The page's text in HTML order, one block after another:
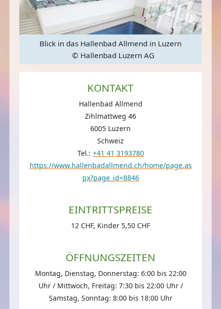
Blick in das Hallenbad Allmend in Luzern
© Hallenbad Luzern AG
KONTAKT
Hallenbad Allmend
Zihlmattweg 46
6005 Luzern
Schweiz
Tel.: +41 41 3193780
https://www.hallenbadallmend.ch/home/page.as
px?page_id=8846
EINTRITTSPREISE
12 CHF, Kinder 5,50 CHF
ÖFFNUNGSZEITEN
Montag, Dienstag, Donnerstag: 6:00 bis 22:00
Uhr / Mittwoch, Freitag: 7:30 bis 22:00 Uhr /
Samstag, Sonntag: 8:00 bis 18:00 Uhr